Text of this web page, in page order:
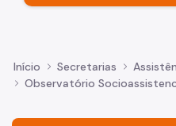
Início Secretarias
Observatório